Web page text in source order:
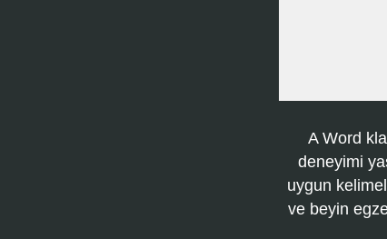
A Word
deneyimi
uygun
ve beyin